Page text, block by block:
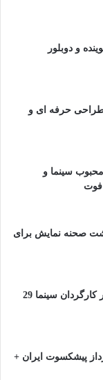
و دوبلور
حرفه‌ ای و
سینما و
صحنه نمایش برای
درگذشت رضا امینیان دستیار کارگردان سینما 29
پیشکسوت ایران +